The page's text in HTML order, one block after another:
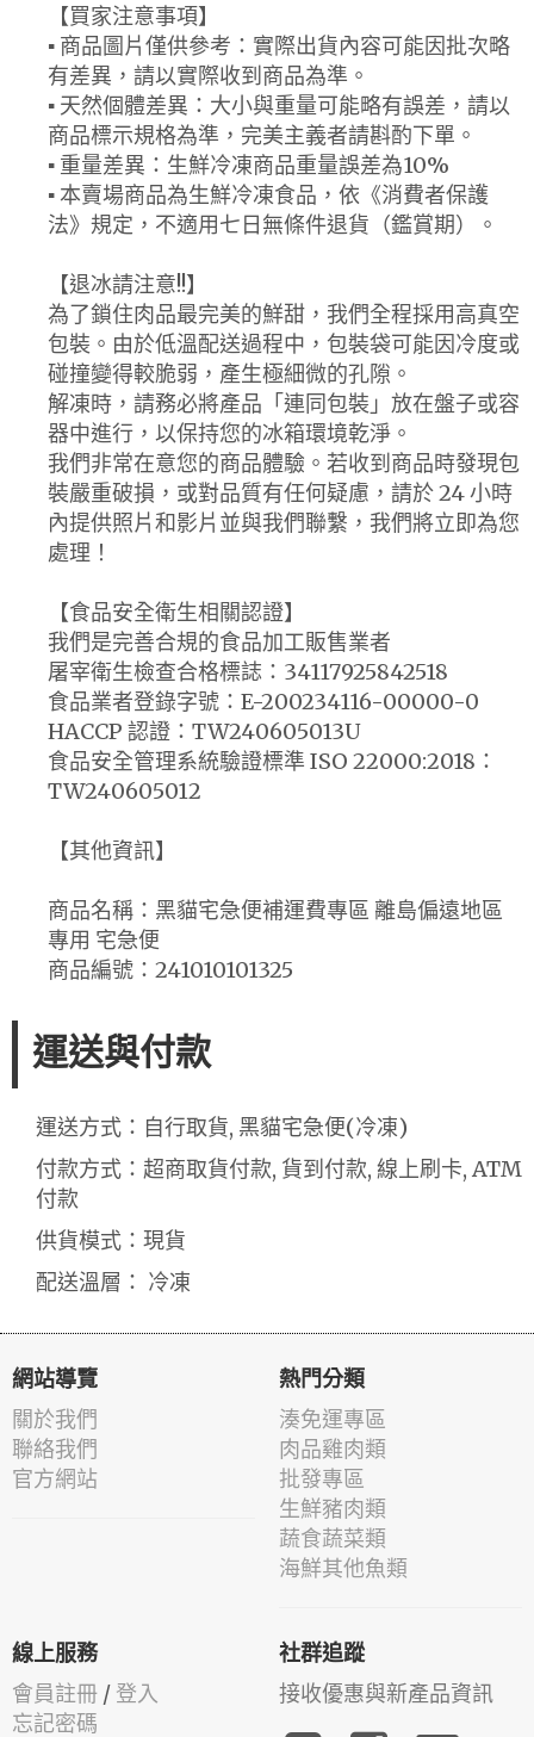
【買家注意事項】
▪ 商品圖片僅供參考：實際出貨內容可能因批次略
有差異，請以實際收到商品為準。
▪ 天然個體差異：大小與重量可能略有誤差，請以
商品標示規格為準，完美主義者請斟酌下單。
▪ 重量差異：生鮮冷凍商品重量誤差為10%
▪ 本賣場商品為生鮮冷凍食品，依《消費者保護
法》規定，不適用七日無條件退貨（鑑賞期）。
【退冰請注意!!】
為了鎖住肉品最完美的鮮甜，我們全程採用高真空
包裝。由於低溫配送過程中，包裝袋可能因冷度或
碰撞變得較脆弱，產生極細微的孔隙。
解凍時，請務必將產品「連同包裝」放在盤子或容
器中進行，以保持您的冰箱環境乾淨。
我們非常在意您的商品體驗。若收到商品時發現包
裝嚴重破損，或對品質有任何疑慮，請於 24 小時
內提供照片和影片並與我們聯繫，我們將立即為您
處理！
【食品安全衛生相關認證】
我們是完善合規的食品加工販售業者
屠宰衛生檢查合格標誌：34117925842518
食品業者登錄字號：E-200234116-00000-0
HACCP 認證：TW240605013U
食品安全管理系統驗證標準 ISO 22000:2018：
TW240605012
【其他資訊】
商品名稱：黑貓宅急便補運費專區 離島偏遠地區
專用 宅急便
商品編號：241010101325
運送與付款
運送方式：自行取貨, 黑貓宅急便(冷凍)
付款方式：超商取貨付款, 貨到付款, 線上刷卡, ATM
付款
供貨模式：現貨
配送溫層： 冷凍
網站導覽
關於我們
聯絡我們
官方網站
熱門分類
湊免運專區
肉品雞肉類
批發專區
生鮮豬肉類
蔬食蔬菜類
海鮮其他魚類
線上服務
會員註冊 / 登入
忘記密碼
社群追蹤
接收優惠與新產品資訊